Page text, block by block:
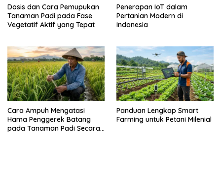
Dosis dan Cara Pemupukan
Tanaman Padi pada Fase
Vegetatif Aktif yang Tepat
Penerapan IoT dalam
Pertanian Modern di
Indonesia
Cara Ampuh Mengatasi
Hama Penggerek Batang
pada Tanaman Padi Secara
Panduan Lengkap Smart
Farming untuk Petani Milenial